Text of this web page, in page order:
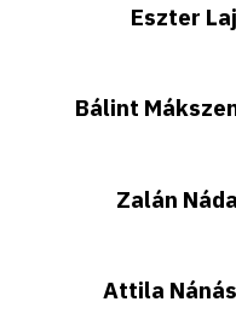
Eszter
Bálint
Zalán
Attila